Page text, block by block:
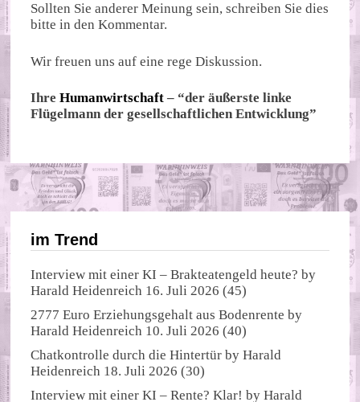
Sollten Sie anderer Meinung sein, schreiben Sie dies
bitte in den Kommentar.
Wir freuen uns auf eine rege Diskussion.
IhreHumanwirtschaft – “der äußerste linke
Flügelmann der gesellschaftlichen Entwicklung”
im Trend
Interview mit einer KI – Brakteatengeld heute? by
Harald Heidenreich 16. Juli 2026 (45)
2777 Euro Erziehungsgehalt aus Bodenrente by
Harald Heidenreich 10. Juli 2026 (40)
Chatkontrolle durch die Hintertür byHarald
Heidenreich 18. Juli 2026 (30)
Interview mit einer KI – Rente? Klar! byHarald